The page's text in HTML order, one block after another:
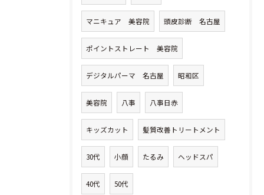
マニキュア 美容院 頭皮診断 名古屋
ポイントストレート 美容院
デジタルパーマ 名古屋 昭和区
美容院 八事 八事日赤
キッズカット 髪質改善トリートメント
30代 小顔 たるみ ヘッドスパ
40代 50代